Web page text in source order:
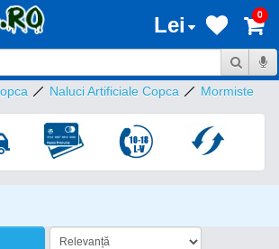
Lei 0
Naluci Artificiale Copca Mormiste